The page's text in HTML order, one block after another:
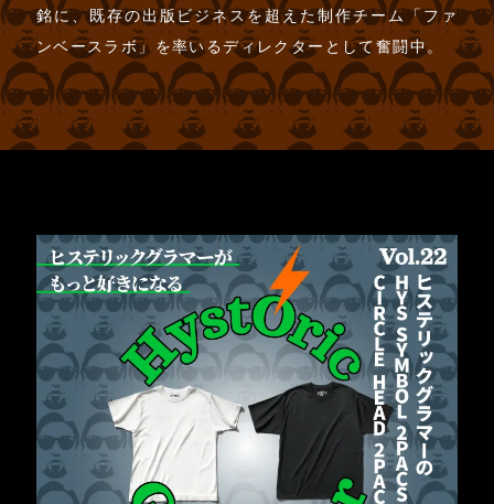
銘に、既存の出版ビジネスを超えた制作チーム「ファ
ンベースラボ」を率いるディレクターとして奮闘中。